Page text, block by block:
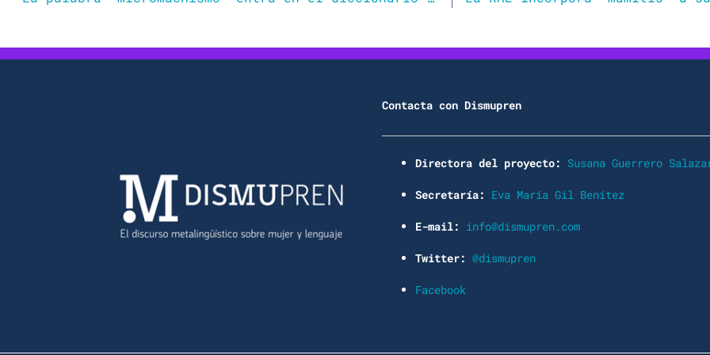
Contacta con Dismupren
Directora del proyecto: Susana Guerrero
Secretaría: Eva María Gil Benítez
E-mail: info@dismupren.com
Twitter: @dismupren
Facebook